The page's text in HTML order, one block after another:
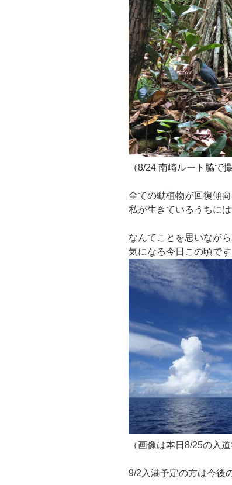
（8/24 南崎ルート脇で撮
全ての動植物が回復傾
私が生きているうちに
なんてことを思いなが
気になる今日この頃です
（画像は本日8/25の入道
9/2入港予定の方は今後